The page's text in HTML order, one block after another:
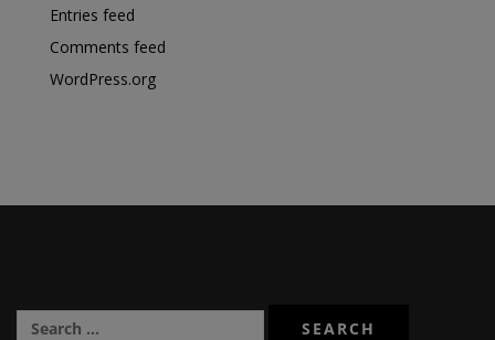
Entries feed
Comments feed
WordPress.org